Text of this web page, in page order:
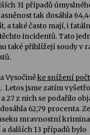
31 případů
tak dosáhla
a také často mají, i
incidentů. Tato
také přihlížejí soudy v
Vysočiněke snížení
. Letos jsme zatím
z nich se podařilo
62,79 procenta.
mravnostní
dalších 13 případů bylo